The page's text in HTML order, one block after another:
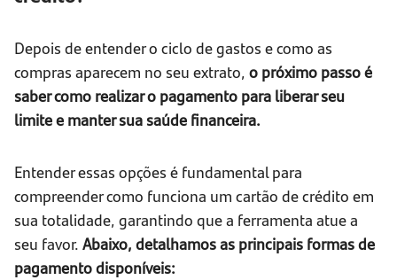
Depois de entender o ciclo de gastos e como as
compras aparecem no seu extrato, o próximo passo é
saber como realizar o pagamento para liberar seu
limite e manter sua saúde financeira.
Entender essas opções é fundamental para
compreender como funciona um cartão de crédito em
sua totalidade, garantindo que a ferramenta atue a
seu favor. Abaixo, detalhamos as principais formas de
pagamento disponíveis: